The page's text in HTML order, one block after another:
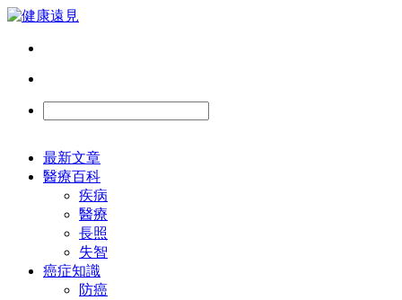
最新文章
醫療百科
疾病
醫療
長照
失智
癌症知識
防癌